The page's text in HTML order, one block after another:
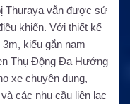
Thuraya vẫn được sử
khiển. Với thiết kế
kiểu gắn nam
Thụ Động Đa Hướng
xe chuyên dụng,
các nhu cầu liên lạc